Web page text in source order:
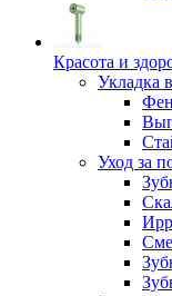
Красота и
Укладка
Уход за